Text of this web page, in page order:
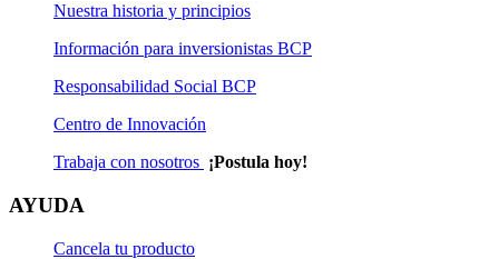
Nuestra historia y principios
Información para inversionistas BCP
Responsabilidad Social BCP
Centro de Innovación
Trabaja con nosotros ¡Postula hoy!
AYUDA
Cancela tu producto